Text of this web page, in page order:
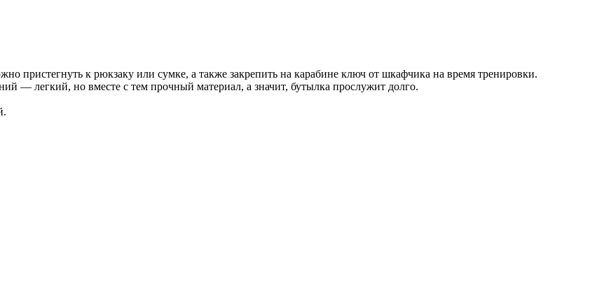
пристегнуть к рюкзаку или сумке, а также закрепить на карабине ключ от шкафчика на время тренировки.
— легкий, но вместе с тем прочный материал, а значит, бутылка прослужит долго.